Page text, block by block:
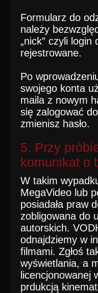
Formularz do
należy
„nick” czyli
rejestrowane.
Po
swojego konta
maila z nowym
się zalogować
zmienisz hasło.
5. Przy
komunikat o
W takim
MegaVideo lub
posiadała praw
zobligowana do
autorskich.
odnajdziemy w
filmami. Zgłoś
wyświetlania, a
licencjonowanej
prdukcją